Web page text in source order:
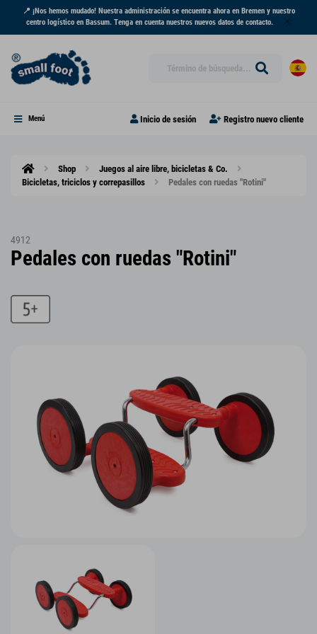
📍 ¡Nos hemos mudado! Nuestra administración se encuentra ahora en Bremen y nuestro
centro logístico en Bassum. Tenga en cuenta nuestros nuevos datos de contacto.
Menú Inicio de sesión Registro nuevo cliente
Shop
Juegos al aire libre, bicicletas & Co.
Bicicletas, triciclos y correpasillos
Pedales con ruedas "Rotini"
4912
Pedales con ruedas "Rotini"